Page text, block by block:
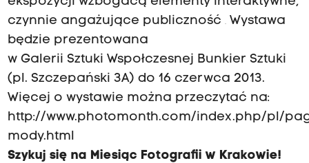
czynnie angażujące publiczność .Wystawa
będzie prezentowana
w Galerii Sztuki Wspołczesnej Bunkier Sztuki
(pl. Szczepański 3A) do 16 czerwca 2013.
Więcej o wystawie można przeczytać na:
http://www.photomonth.com/index.php/pl/
mody.html
Szykuj się na Miesiąc Fotografii w Krakowie!